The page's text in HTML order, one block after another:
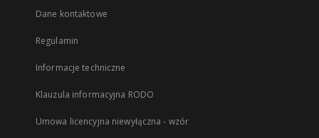
Dane kontaktowe
Regulamin
Informacje techniczne
Klauzula informacyjna RODO
Umowa licencyjna niewyłączna - wzór